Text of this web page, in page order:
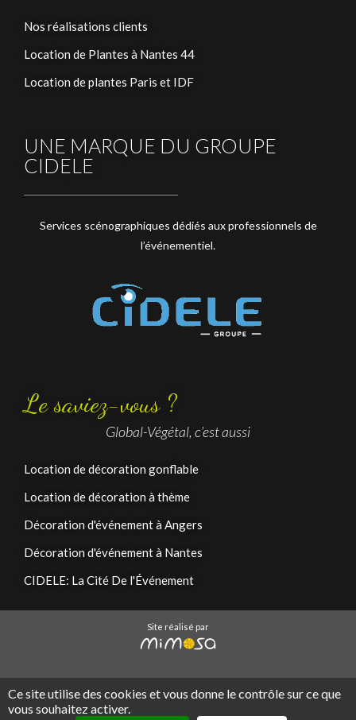
Ce site utilise des cookies et vous donne le contrôle sur ce que
vous souhaitez activer.
Nos réalisations clients
Location de Plantes à Nantes 44
Location de plantes Paris et IDF
UNE MARQUE DU GROUPE
CIDELE
Services scénographiques dédiés aux professionnels de
l’événementiel.
Le saviez-vous ?
Global-Végétal, c’est aussi
Location de décoration gonflable
Location de décoration à thème
Décoration d'événement à Angers
Décoration d'événement à Nantes
CIDELE: La Cité De l'Événement
Site réalisé par
Accueil Plan du site Mentions légales CGV